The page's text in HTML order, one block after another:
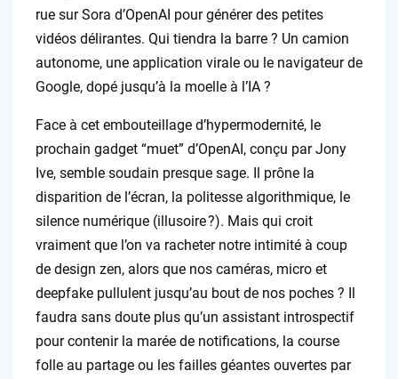
rue sur Sora d’OpenAI pour générer des petites
vidéos délirantes. Qui tiendra la barre ? Un camion
autonome, une application virale ou le navigateur de
Google, dopé jusqu’à la moelle à l’IA ?
Face à cet embouteillage d’hypermodernité, le
prochain gadget “muet” d’OpenAI, conçu par Jony
Ive, semble soudain presque sage. Il prône la
disparition de l’écran, la politesse algorithmique, le
silence numérique (illusoire ?). Mais qui croit
vraiment que l’on va racheter notre intimité à coup
de design zen, alors que nos caméras, micro et
deepfake pullulent jusqu’au bout de nos poches ? Il
faudra sans doute plus qu’un assistant introspectif
pour contenir la marée de notifications, la course
folle au partage ou les failles géantes ouvertes par